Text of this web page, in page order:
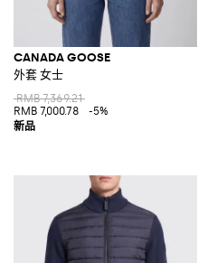
CANADA GOOSE
外套 女士
RMB 7,369.21
RMB 7,000.78
-5%